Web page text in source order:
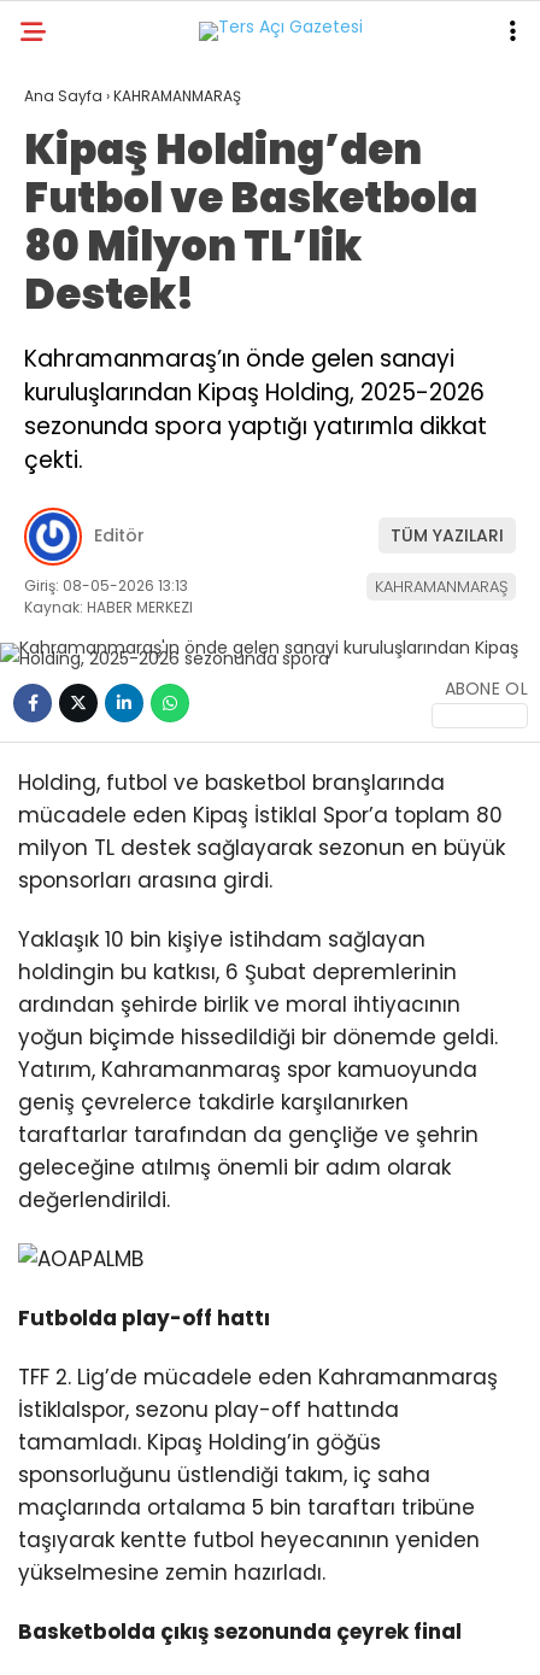
WhatsApp
Instagram
Youtube
GALERİ VİDEO YAZARLAR
GÜNDEM
ASAYİŞ
DÜNYA
KAHRAMANMARAŞ
SPOR
TEKNOLOJİ
Ana Sayfa ›KAHRAMANMARAŞ
Kipaş Holding’den
Futbol ve Basketbola
80 Milyon TL’lik
Destek!
Kahramanmaraş’ın önde gelen sanayi
kuruluşlarından Kipaş Holding, 2025-2026
sezonunda spora yaptığı yatırımla dikkat
çekti.
Editör TÜM YAZILARI
Giriş: 08-05-2026 13:13
Kaynak: HABER MERKEZI
KAHRAMANMARAŞ
ABONE OL
Holding, futbol ve basketbol branşlarında
mücadele eden Kipaş İstiklal Spor’a toplam 80
milyon TL destek sağlayarak sezonun en büyük
sponsorları arasına girdi.
Yaklaşık 10 bin kişiye istihdam sağlayan
holdingin bu katkısı, 6 Şubat depremlerinin
ardından şehirde birlik ve moral ihtiyacının
yoğun biçimde hissedildiği bir dönemde geldi.
Yatırım, Kahramanmaraş spor kamuoyunda
geniş çevrelerce takdirle karşılanırken
taraftarlar tarafından da gençliğe ve şehrin
geleceğine atılmış önemli bir adım olarak
değerlendirildi.
Futbolda play-off hattı
TFF 2. Lig’de mücadele eden Kahramanmaraş
İstiklalspor, sezonu play-off hattında
tamamladı. Kipaş Holding’in göğüs
sponsorluğunu üstlendiği takım, iç saha
maçlarında ortalama 5 bin taraftarı tribüne
taşıyarak kentte futbol heyecanının yeniden
yükselmesine zemin hazırladı.
Basketbolda çıkış sezonunda çeyrek final